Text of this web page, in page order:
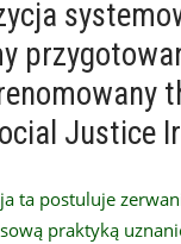
Justice
ta postuluje
praktyką